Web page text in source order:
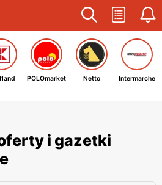
POLOmarket Netto Intermarche
i gazetki